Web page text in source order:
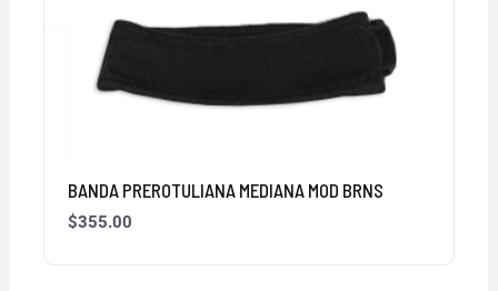
BANDA PREROTULIANA MEDIANA MOD BRNS
$355.00